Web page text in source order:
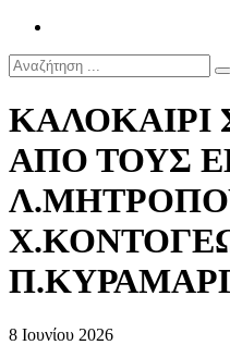
ΑΠΟ ΤΟΥΣ
8 Ιουνίου 2026